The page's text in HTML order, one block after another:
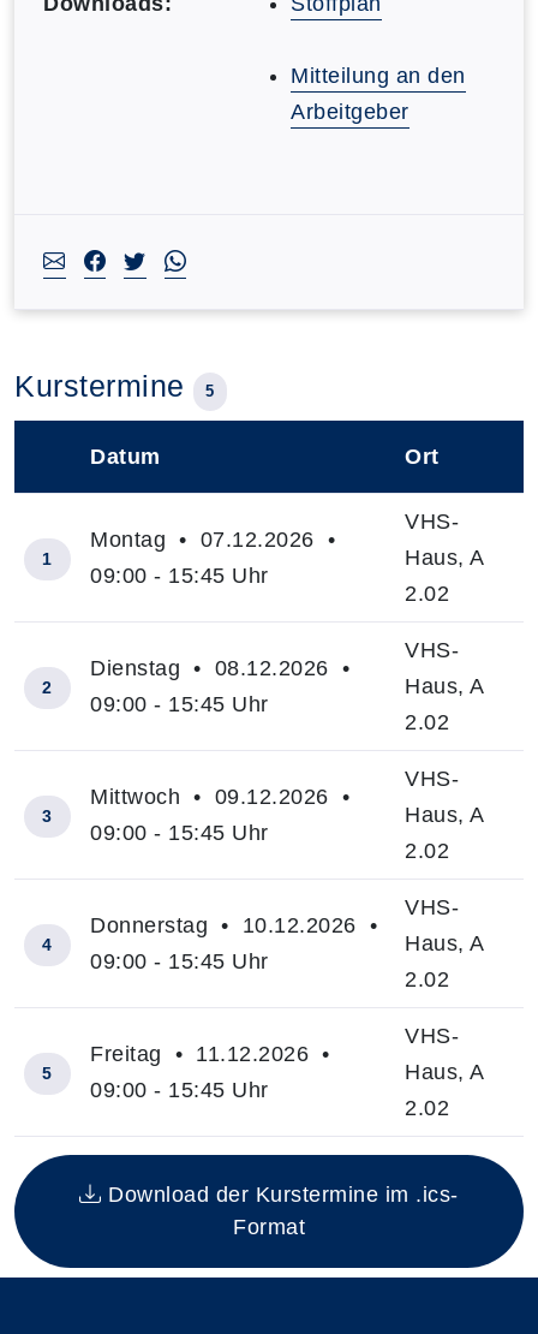
Mitteilung an den
Arbeitgeber
Kurstermine 5
Insgesamt gibt es 5 Termine zum diesen Kurs
Datum Ort
1
Montag • 07.12.2026 •
09:00 - 15:45 Uhr
VHS-
Haus, A
2.02
2
Dienstag • 08.12.2026 •
09:00 - 15:45 Uhr
VHS-
Haus, A
2.02
3
Mittwoch • 09.12.2026 •
09:00 - 15:45 Uhr
VHS-
Haus, A
2.02
4
Donnerstag • 10.12.2026 •
09:00 - 15:45 Uhr
VHS-
Haus, A
2.02
5
Freitag • 11.12.2026 •
09:00 - 15:45 Uhr
VHS-
Haus, A
2.02
Download der Kurstermine im .ics-
Format